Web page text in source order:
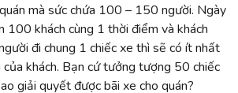
mà sức chứa 100 – 150 người. Ngày
100 khách cùng 1 thời điểm và khách
đi chung 1 chiếc xe thì sẽ có ít nhất
khách. Bạn cứ tưởng tượng 50 chiếc
giải quyết được bãi xe cho quán?